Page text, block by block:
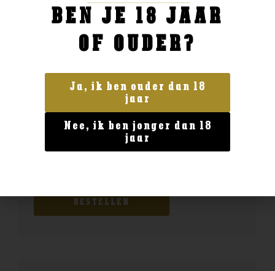
Scapegrace Vanguard
BESTELLEN
BEN JE 18 JAAR
OF OUDER?
Ja, ik ben ouder dan 18
jaar
Nee, ik ben jonger dan 18
jaar